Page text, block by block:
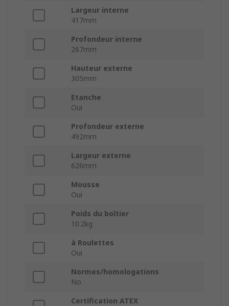
Largeur interne
417mm
Profondeur interne
267mm
Hauteur externe
305mm
Etanche
Oui
Profondeur externe
492mm
Largeur externe
626mm
Mousse
Oui
Poids du boîtier
10.2kg
à Roulettes
Oui
Normes/homologations
No
Certification ATEX